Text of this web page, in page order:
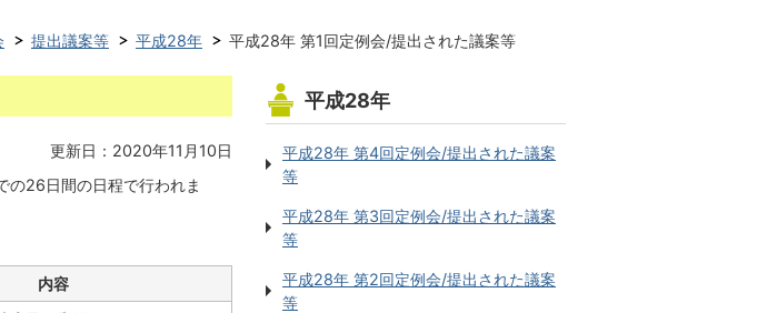
提出議案等 平成28年 平成28年 第1回定例会/提出された議案等
更新日：2020年11月10日
26日間の日程で行われま
内容
平成28年
平成28年 第4回定例会/提出された議案
等
平成28年 第3回定例会/提出された議案
等
平成28年 第2回定例会/提出された議案
等